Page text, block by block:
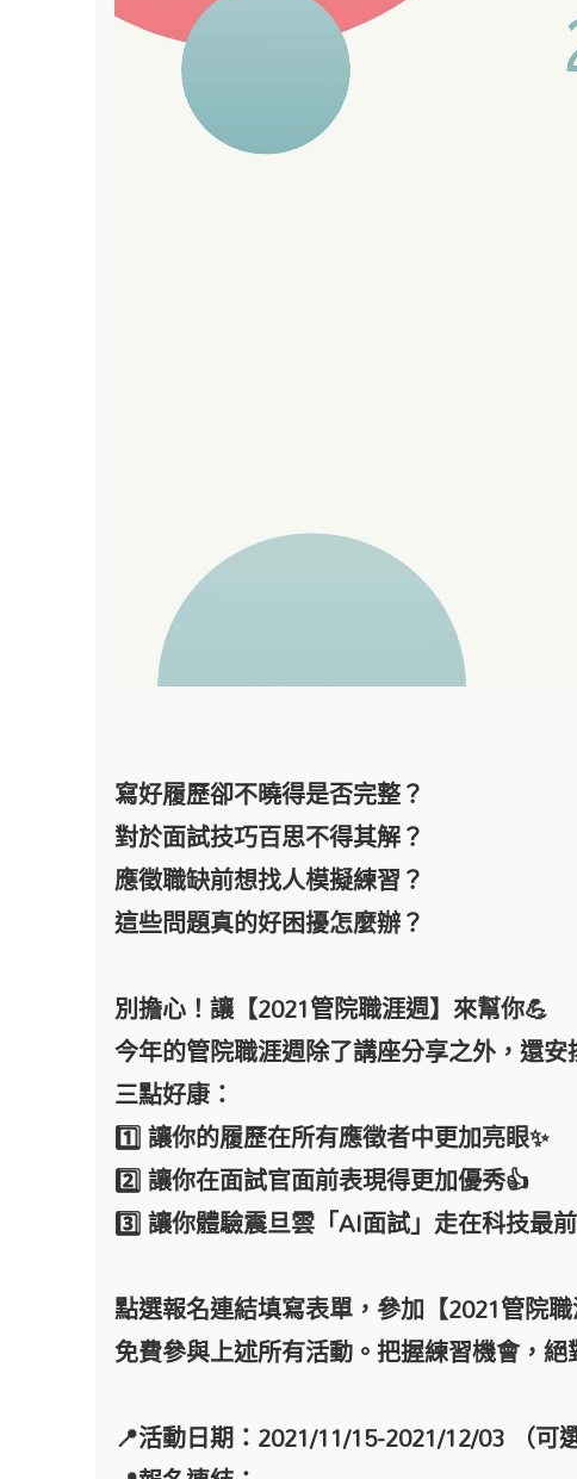
寫好履歷卻不曉得是否完整？
對於面試技巧百思不得其解？
應徵職缺前想找人模擬練習？
這些問題真的好困擾怎麼辦？
別擔心！讓【2021管院職涯週】來幫你💪
今年的管院職涯週除了講座分享之外，還
三點好康：
1️⃣ 讓你的履歷在所有應徵者中更加亮眼✨
2️⃣ 讓你在面試官面前表現得更加優秀👍
3️⃣ 讓你體驗震旦雲「AI面試」走在科技最
點選報名連結填寫表單，參加【2021管院
免費參與上述所有活動。把握練習機會，
📍活動日期：2021/11/15-2021/12/03 （可